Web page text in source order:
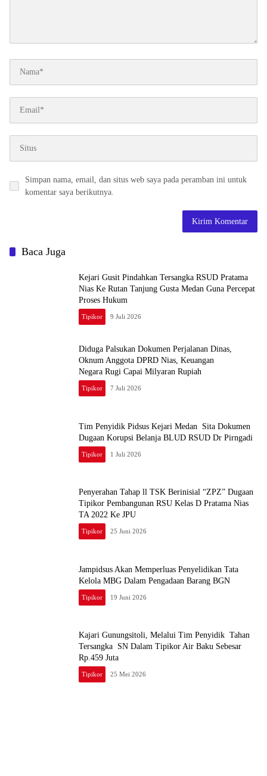
Simpan nama, email, dan situs web saya pada peramban ini untuk
komentar saya berikutnya.
Baca Juga
Kejari Gusit Pindahkan Tersangka RSUD Pratama
Nias Ke Rutan Tanjung Gusta Medan Guna Percepat
Proses Hukum
Tipikor 9 Juli 2026
Diduga Palsukan Dokumen Perjalanan Dinas,
Oknum Anggota DPRD Nias, Keuangan
Negara Rugi Capai Milyaran Rupiah
Tipikor 7 Juli 2026
Tim Penyidik Pidsus Kejari Medan Sita Dokumen
Dugaan Korupsi Belanja BLUD RSUD Dr Pirngadi
Tipikor 1 Juli 2026
Penyerahan Tahap ll TSK Berinisial “ZPZ” Dugaan
Tipikor Pembangunan RSU Kelas D Pratama Nias
TA 2022 Ke JPU
Tipikor 25 Juni 2026
Jampidsus Akan Memperluas Penyelidikan Tata
Kelola MBG Dalam Pengadaan Barang BGN
Tipikor 19 Juni 2026
Kajari Gunungsitoli, Melalui Tim Penyidik Tahan
Tersangka SN Dalam Tipikor Air Baku Sebesar
Rp.459 Juta
Tipikor 25 Mei 2026